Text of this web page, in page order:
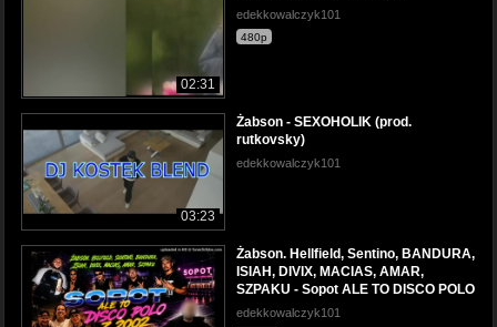
02:31
edekkowalczyk101
480p
03:23
Żabson - SEXOHOLIK (prod.
rutkovsky)
edekkowalczyk101
Żabson. Hellfield, Sentino, BANDURA,
ISIAH, DIVIX, MACIAS, AMAR,
SZPAKU - Sopot ALE TO DISCO POLO
edekkowalczyk101